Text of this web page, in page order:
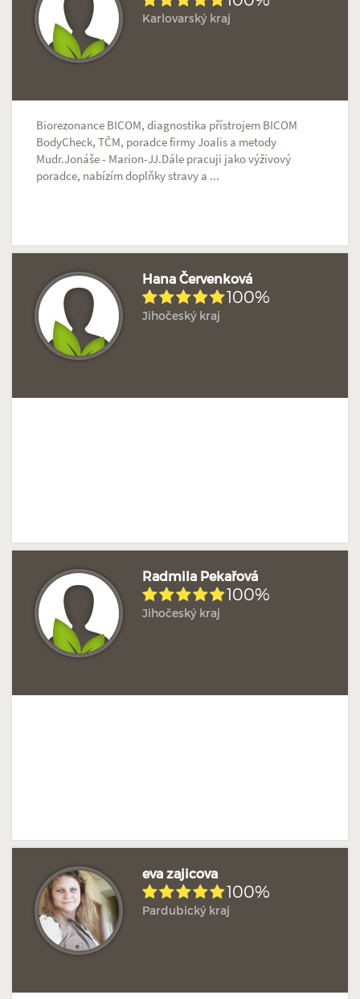
Karlovarský kraj
Biorezonance BICOM, diagnostika přístrojem BICOM
BodyCheck, TČM, poradce firmy Joalis a metody
Mudr.Jonáše - Marion-JJ.Dále pracuji jako výživový
poradce, nabízím doplňky stravy a ...
Hana Červenková
100%
Jihočeský kraj
Radmila Pekařová
100%
Jihočeský kraj
Hodnoceno: 1×
eva zajicova
100%
Pardubický kraj
Hodnoceno: 1×
Hodnoceno: 1×
Hodnoceno: 1×